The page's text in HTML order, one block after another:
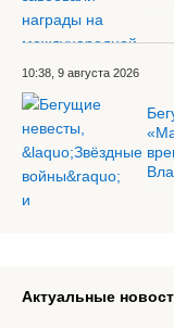
10:38, 9 августа 2026
Актуальные